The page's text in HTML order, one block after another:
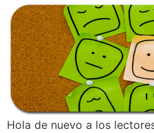
Hola de nuevo a los